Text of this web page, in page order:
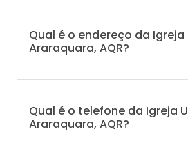
Qual é o endereço da Igreja
Araraquara, AQR?
Qual é o telefone da Igreja
Araraquara, AQR?